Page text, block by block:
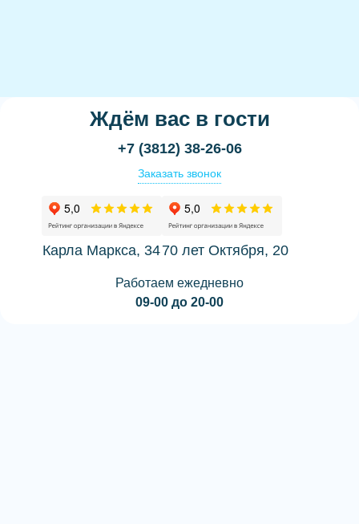
Ждём вас в гости
+7 (3812) 38-26-06
Заказать звонок
Карла Маркса, 3470 лет Октября, 20
Работаем ежедневно
09-00 до 20-00